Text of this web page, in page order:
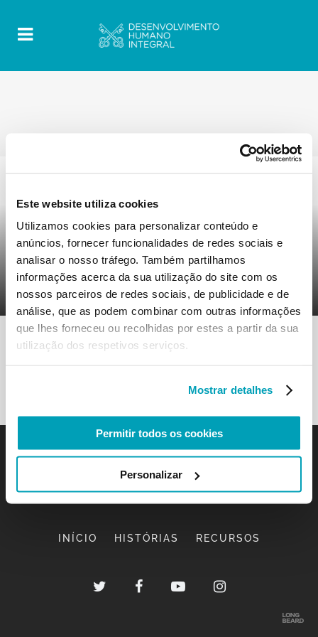
Este website utiliza cookies
Utilizamos cookies para personalizar conteúdo e
anúncios, fornecer funcionalidades de redes sociais e
analisar o nosso tráfego. Também partilhamos
informações acerca da sua utilização do site com os
nossos parceiros de redes sociais, de publicidade e de
análise, que as podem combinar com outras informações
que lhes forneceu ou recolhidas por estes a partir da sua
utilização dos respetivos serviços.
Mostrar detalhes
Permitir todos os cookies
Personalizar
Comments
|
HUIDOBRO, El principio de
equiparación entre nacionales y
extranjeros en el Derecho español
INÍCIO HISTÓRIAS RECURSOS